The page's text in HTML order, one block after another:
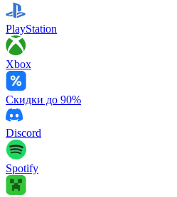
PlayStation
Xbox
Скидки до 90%
Discord
Spotify